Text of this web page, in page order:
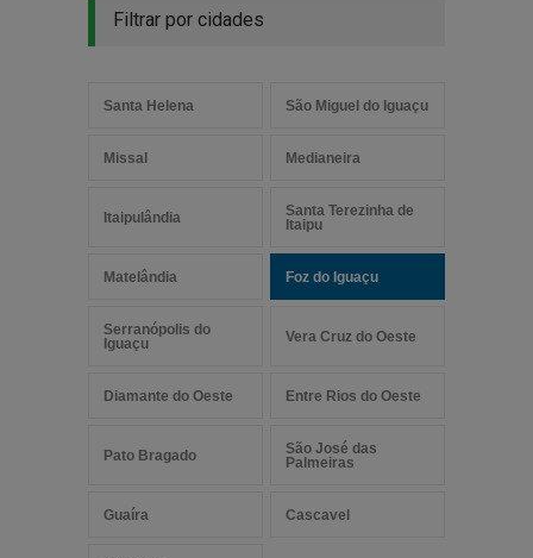
Filtrar por cidades
Santa Helena São Miguel do Iguaçu
Missal Medianeira
Itaipulândia
Santa Terezinha de
Itaipu
Matelândia Foz do Iguaçu
Serranópolis do
Iguaçu
Vera Cruz do Oeste
Diamante do Oeste Entre Rios do Oeste
Pato Bragado
São José das
Palmeiras
Guaíra Cascavel